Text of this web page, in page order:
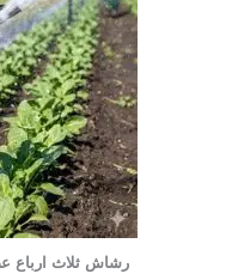
رشاش ثلاث ارباع